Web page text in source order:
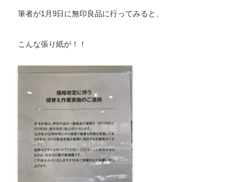
筆者が1月9日に無印良品に行ってみると、
こんな張り紙が！！